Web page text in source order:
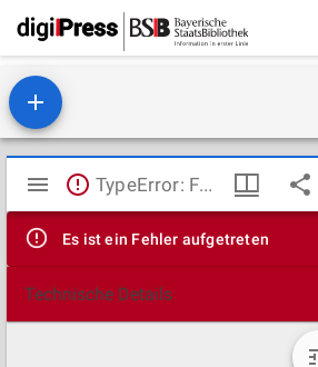
Mirador
Viewer
TypeError: Failed to fetch
Es ist ein Fehler aufgetreten
Technische Details